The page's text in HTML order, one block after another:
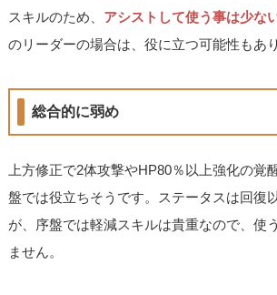
スキルのため、 アシストして使う事は少な
のリーダーの場合は、役に立つ可能性もあ
総合的に弱め
上方修正で2体攻撃やHP80％以上強化の覚
盤では役立ちそうです。ステータスは回復
が、序盤では軽減スキルは貴重なので、使
ません。